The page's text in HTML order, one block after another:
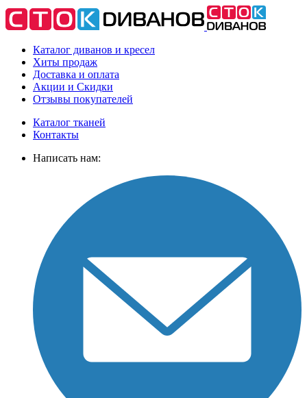
Каталог диванов и кресел
Хиты продаж
Доставка и оплата
Акции и Скидки
Отзывы покупателей
Каталог тканей
Контакты
Написать нам: